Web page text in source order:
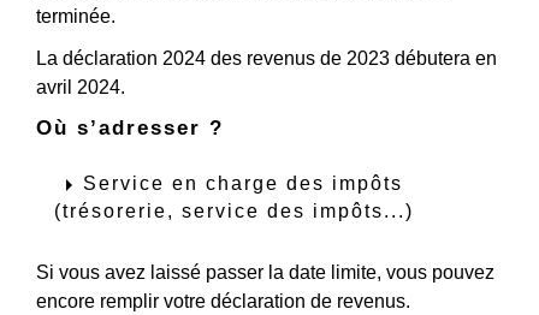
terminée.
La déclaration 2024 des revenus de 2023 débutera en
avril 2024.
Où s’adresser ?
arrow_right Service en charge des impôts
(trésorerie, service des impôts...)
Si vous avez laissé passer la date limite, vous pouvez
encore remplir votre déclaration de revenus.